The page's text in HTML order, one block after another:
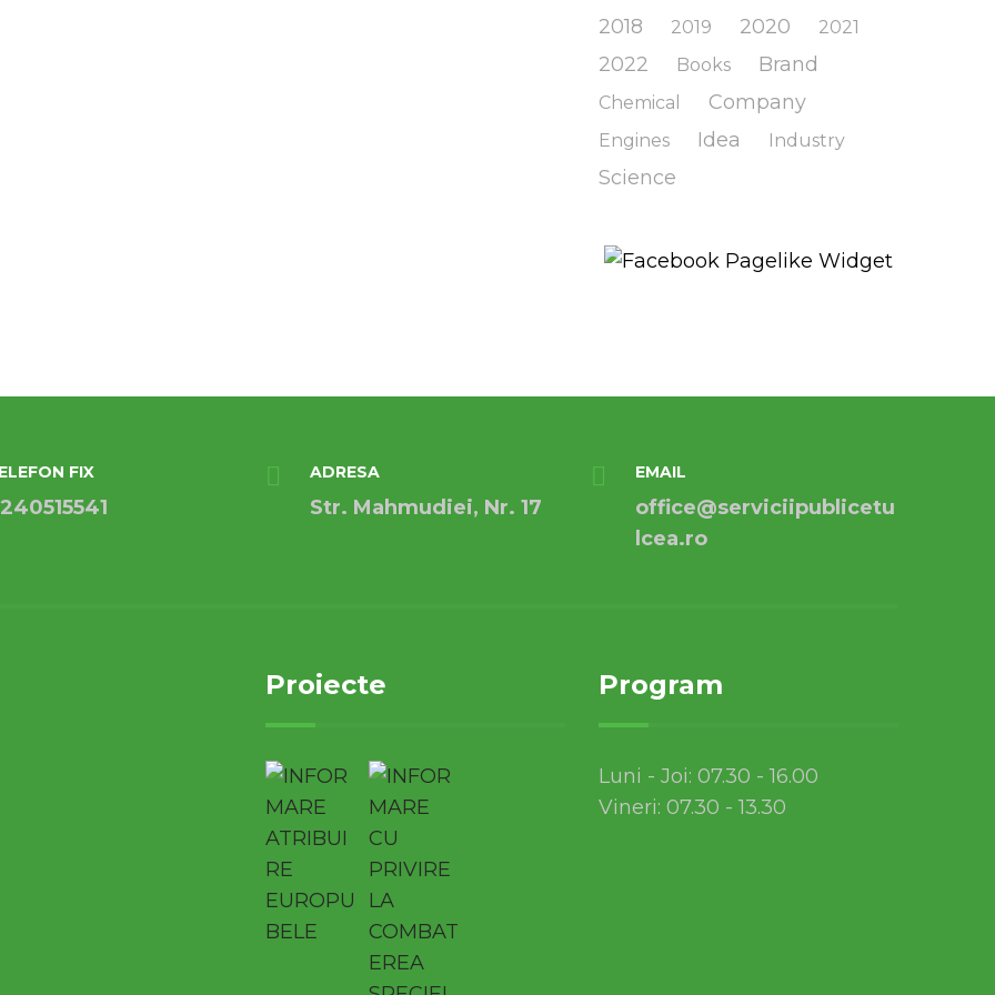
2018 2019 2020 2021
2022 Books Brand
Chemical Company
Engines Idea Industry
Science
FIX ADRESA
Str. Mahmudiei, Nr. 17
EMAIL
office@serviciipublicetu
lcea.ro
Proiecte Program
Luni - Joi: 07.30 - 16.00
Vineri: 07.30 - 13.30